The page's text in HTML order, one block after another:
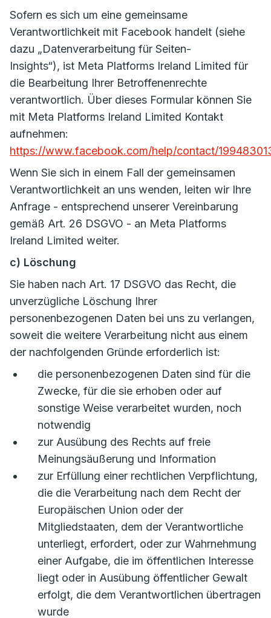
Sofern es sich um eine gemeinsame
Verantwortlichkeit mit Facebook handelt (siehe
dazu „Datenverarbeitung für Seiten-
Insights“), ist Meta Platforms Ireland Limited für
die Bearbeitung Ihrer Betroffenenrechte
verantwortlich. Über dieses Formular können Sie
mit Meta Platforms Ireland Limited Kontakt
aufnehmen:
https://www.facebook.com/help/contact/
Wenn Sie sich in einem Fall der gemeinsamen
Verantwortlichkeit an uns wenden, leiten wir Ihre
Anfrage - entsprechend unserer Vereinbarung
gemäß Art. 26 DSGVO - an Meta Platforms
Ireland Limited weiter.
c) Löschung
Sie haben nach Art. 17 DSGVO das Recht, die
unverzügliche Löschung Ihrer
personenbezogenen Daten bei uns zu verlangen,
soweit die weitere Verarbeitung nicht aus einem
der nachfolgenden Gründe erforderlich ist:
die personenbezogenen Daten sind für die
Zwecke, für die sie erhoben oder auf
sonstige Weise verarbeitet wurden, noch
notwendig
zur Ausübung des Rechts auf freie
Meinungsäußerung und Information
zur Erfüllung einer rechtlichen Verpflichtung,
die die Verarbeitung nach dem Recht der
Europäischen Union oder der
Mitgliedstaaten, dem der Verantwortliche
unterliegt, erfordert, oder zur Wahrnehmung
einer Aufgabe, die im öffentlichen Interesse
liegt oder in Ausübung öffentlicher Gewalt
erfolgt, die dem Verantwortlichen übertragen
wurde